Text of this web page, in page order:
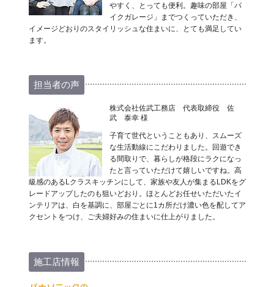
やすく、とっても便利。趣味の部屋「バ
イクガレージ」までつくっていただき、
イメージどおりのスタイリッシュな住まいに、とても満足してい
ます。
担当者の声
株式会社佐武工務店 代表取締役 佐
武 泰幸 様
子育て世代ということもあり、スムーズ
な生活動線にこだわりました。回遊でき
る間取りで、暮らしが格段にラクになっ
たと言っていただけて嬉しいですね。高
級感のあるLクラスキッチンにして、家族や友人が集まるLDKをグ
レードアップしたのも狙いどおり。ほとんどお任せいただいたイ
ンテリアは、白を基調に、部屋ごとに1カ所だけ濃い色を配してア
クセントをつけ、ご夫婦好みの住まいに仕上がりました。
施工店情報